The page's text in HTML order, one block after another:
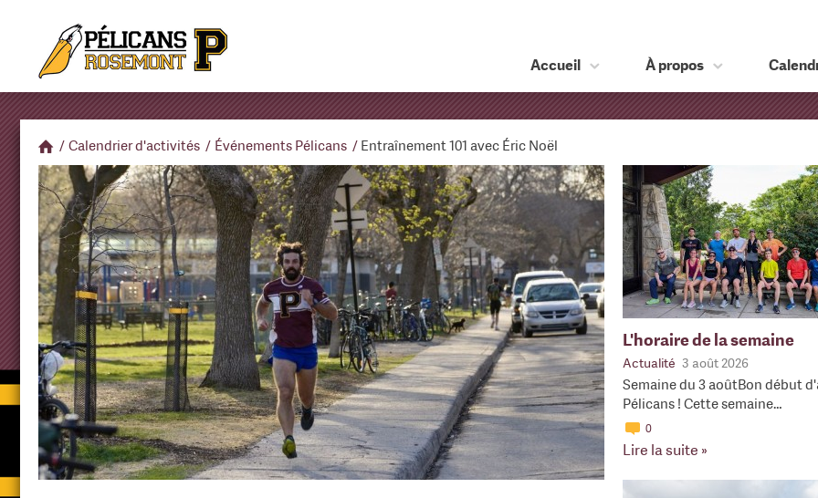
Accueil À propos
/ Calendrier d'activités / Événements Pélicans / Entraînement 101 avec Éric Noël
L'horaire de la semaine
Actualité 3 août 2026
Semaine du 3 aoûtBon début
Pélicans ! Cette semaine…
0
Lire la suite »